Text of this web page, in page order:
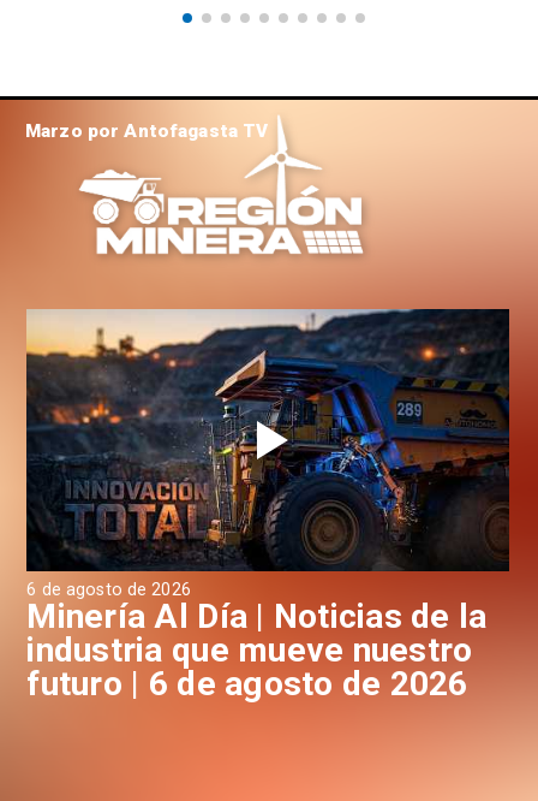
6 de agosto de 2026
Minería Al Día | Noticias de la
industria que mueve nuestro
futuro | 6 de agosto de 2026
Marzo por Antofagasta TV